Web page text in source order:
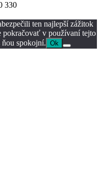
330
ten najlepší zážitok
pokračovať v používaní tejto
ňou spokojní. Ok